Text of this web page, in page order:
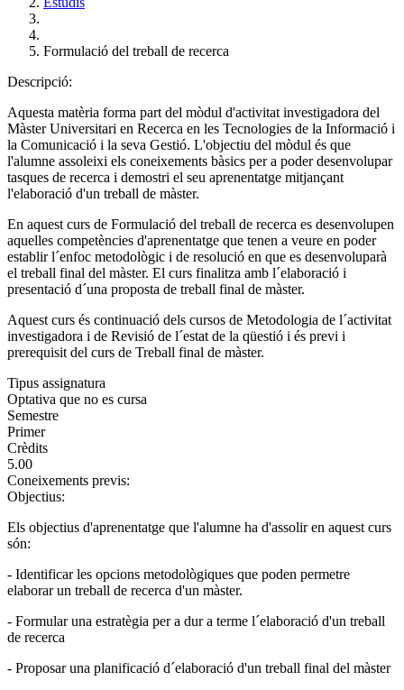
Formulació del treball de recerca
Descripció:
Aquesta matèria forma part del mòdul d'activitat investigadora del
Màster Universitari en Recerca en les Tecnologies de la Informació i
la Comunicació i la seva Gestió. L'objectiu del mòdul és que
l'alumne assoleixi els coneixements bàsics per a poder desenvolupar
tasques de recerca i demostri el seu aprenentatge mitjançant
l'elaboració d'un treball de màster.
En aquest curs de Formulació del treball de recerca es desenvolupen
aquelles competències d'aprenentatge que tenen a veure en poder
establir l´enfoc metodològic i de resolució en que es desenvoluparà
el treball final del màster. El curs finalitza amb l´elaboració i
presentació d´una proposta de treball final de màster.
Aquest curs és continuació dels cursos de Metodologia de l´activitat
investigadora i de Revisió de l´estat de la qüestió i és previ i
prerequisit del curs de Treball final de màster.
Tipus assignatura
Optativa que no es cursa
Semestre
Primer
Crèdits
5.00
Coneixements previs:
Objectius:
Els objectius d'aprenentatge que l'alumne ha d'assolir en aquest curs
són:
- Identificar les opcions metodològiques que poden permetre
elaborar un treball de recerca d'un màster.
- Formular una estratègia per a dur a terme l´elaboració d'un treball
de recerca
- Proposar una planificació d´elaboració d'un treball final del màster